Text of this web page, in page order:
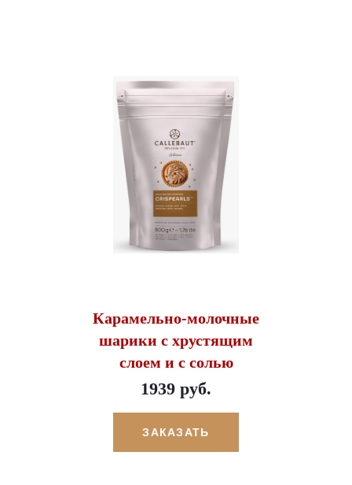
Карамельно-молочные
шарики с хрустящим
слоем и с солью
1939 руб.
ЗАКАЗАТЬ